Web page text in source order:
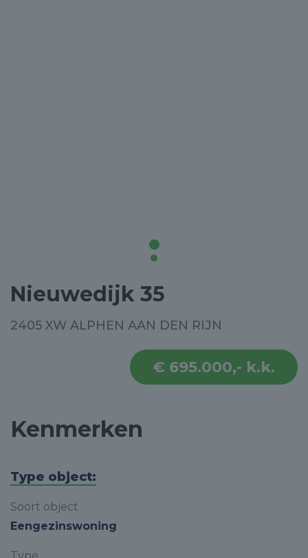
Nieuwedijk 35
2405 XW ALPHEN AAN DEN RIJN
€ 695.000,- k.k.
Kenmerken
Type object:
Soort object
Eengezinswoning